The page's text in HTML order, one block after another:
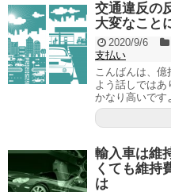
交通違反の
大変なこと
2020/9/6
支払い
こんばんは、億
よう話しではあ
かなり高いです
輸入車は維
くても維持
は